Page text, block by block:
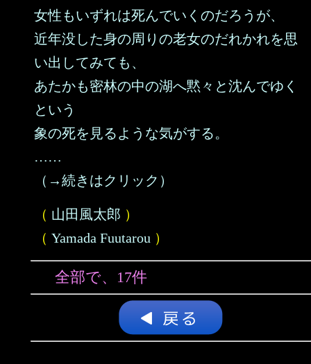
女性もいずれは死んでいくのだろうが、
近年没した身の周りの老女のだれかれを思
い出してみても、
あたかも密林の中の湖へ黙々と沈んでゆく
という
象の死を見るような気がする。
……
（→続きはクリック）
（ 山田風太郎 ）
（ Yamada Fuutarou ）
全部で、17件